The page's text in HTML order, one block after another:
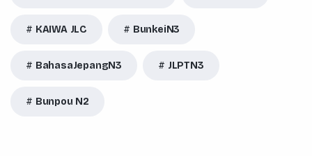
KAIWA JLC BunkeiN3
BahasaJepangN3 JLPTN3
Bunpou N2